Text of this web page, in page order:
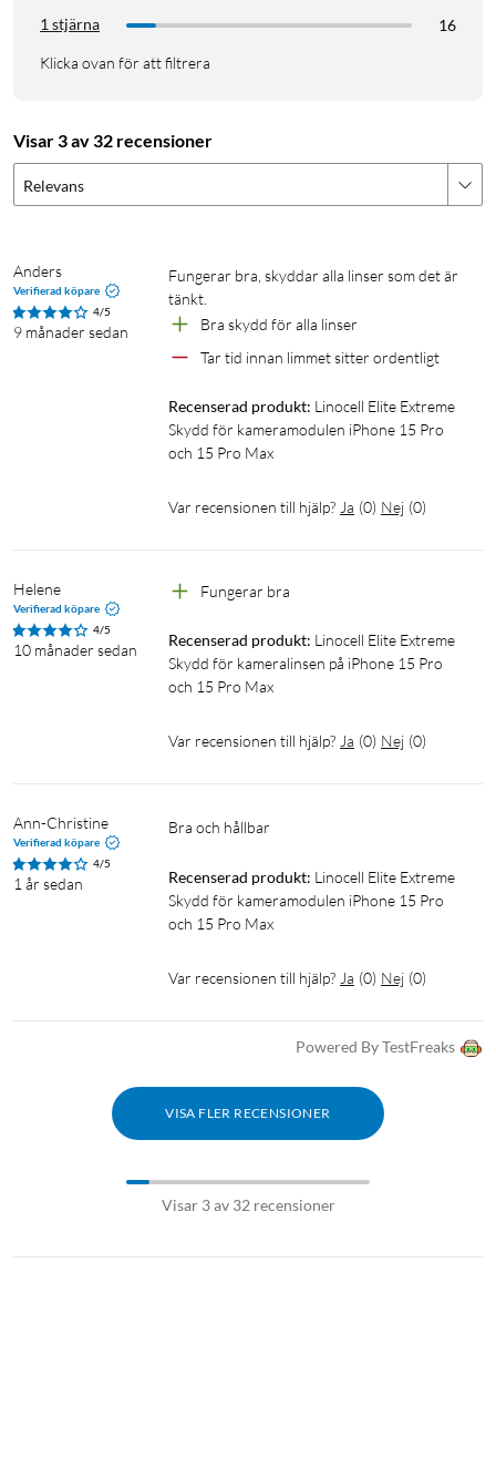
1 stjärna
16
Klicka ovan för att filtrera
Visar 3 av 32 recensioner
Relevans
Anders
Verifierad köpare
4/5
9 månader sedan
Fungerar bra, skyddar alla linser som det är
tänkt.
Bra skydd för alla linser
Tar tid innan limmet sitter ordentligt
Recenserad produkt: Linocell Elite Extreme
Skydd för kameramodulen iPhone 15 Pro
och 15 Pro Max
Var recensionen till hjälp? Ja (0) Nej (0)
Helene
Verifierad köpare
4/5
10 månader sedan
Fungerar bra
Recenserad produkt: Linocell Elite Extreme
Skydd för kameralinsen på iPhone 15 Pro
och 15 Pro Max
Var recensionen till hjälp? Ja (0) Nej (0)
Ann-Christine
Verifierad köpare
4/5
1 år sedan
bra och hållbar
Recenserad produkt: Linocell Elite Extreme
Skydd för kameramodulen iPhone 15 Pro
och 15 Pro Max
Var recensionen till hjälp? Ja (0) Nej (0)
Powered By TestFreaks
VISA FLER RECENSIONER
Visar 3 av 32 recensioner